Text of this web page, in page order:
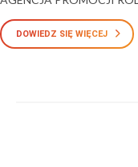
DOWIEDZ SIĘ WIĘCEJ